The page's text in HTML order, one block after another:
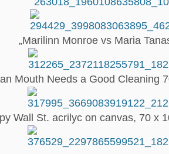
„Marilinn Monroe vs Maria
Mouth Needs a Good Cleaning
Wall St. acrilyc on canvas, 70 x